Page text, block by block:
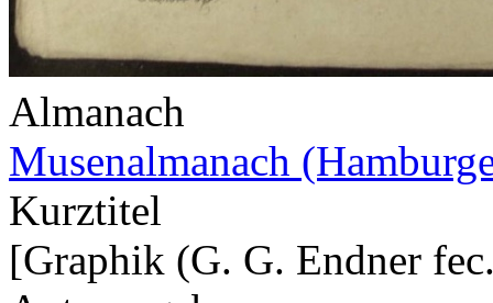
Almanach
Musenalmanach
Kurztitel
[Graphik (G. G. Endner